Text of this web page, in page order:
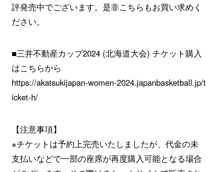
評発売中でございます。是非こちらもお買い求めく
ださい。
■三井不動産カップ2024 (北海道大会) チケット購入
はこちらから
https://akatsukijapan-women-2024.japanbasketball.jp/t
icket-h/
【注意事項】
※チケットは予約上完売いたしましたが、代金の未
支払いなどで一部の座席が再度購入可能となる場合